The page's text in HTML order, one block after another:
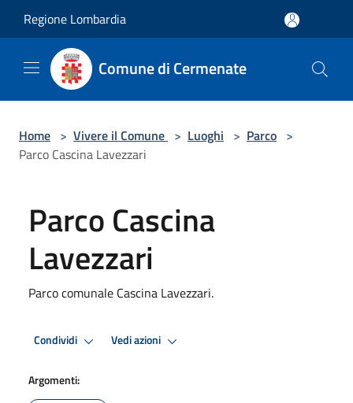
Regione Lombardia
Comune di Cermenate
Home > Vivere il Comune > Luoghi > Parco >
Parco Cascina Lavezzari
Parco Cascina
Lavezzari
Parco comunale Cascina Lavezzari.
Condividi Vedi azioni
Argomenti: